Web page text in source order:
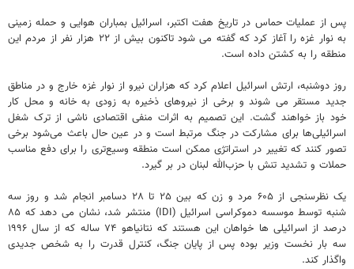
پس از عملیات حماس در تاریخ هفت اکتبر، اسرائیل بمباران هوایی و حمله زمینی
به نوار غزه را آغاز کرد که گفته می شود تاکنون بیش از ۲۲ هزار نفر از مردم این
منطقه را به کشتن داده است.
روز دوشنبه، ارتش اسرائیل اعلام کرد که هزاران نیرو از نوار غزه خارج و در مناطق
جدید مستقر می شوند و برخی از نیروهای ذخیره به زودی به خانه و محل کار
خود باز خواهند گشت. این تصمیم به اثرات منفی اقتصادی ناشی از ترک شغل
اسرائیلی‌ها برای مشارکت در جنگ مرتبط است و در عین حال باعث می‌شود برخی
تصور کنند که تغییر در استراتژی ممکن است منطقه وسیع‌تری را برای دفع مناسب
حملات و تشدید تنش با حزب‌الله لبنان در بر گیرد.
یک نظرسنجی از ۶۰۵ مرد و زن که بین ۲۵ تا ۲۸ دسامبر انجام شد و روز سه
شنبه توسط موسسه دموکراسی اسرائیل (IDI) منتشر شد، نشان می دهد که ۸۵
درصد از اسرائیلی ها خواهان این هستند که نتانیاهو ۷۴ ساله که از سال ۱۹۹۶
سه بار نخست وزیر بوده پس از پایان جنگ، کنترل قدرت را به شخص جدیدی
واگذار کند.